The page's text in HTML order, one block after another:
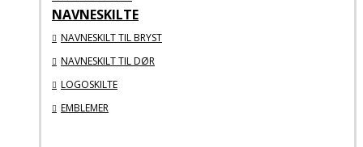
NAVNESKILTE
NAVNESKILT TIL BRYST
NAVNESKILT TIL DØR
LOGOSKILTE
EMBLEMER